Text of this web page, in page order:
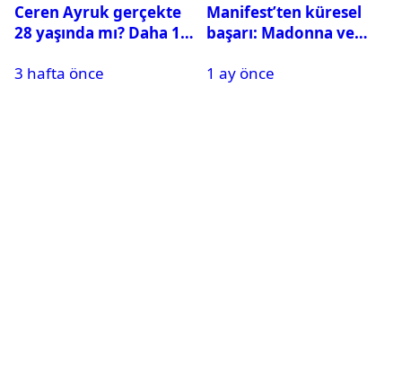
Ceren Ayruk gerçekte
28 yaşında mı? Daha 17
3 hafta önce
Manifest’ten küresel
başarı: Madonna ve
bıraktı
1 ay önce